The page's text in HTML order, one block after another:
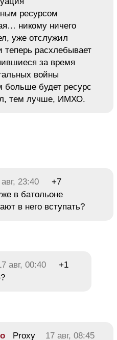
ресурсом
никому ничего
уже отслужил
теперь расхлебывает
за время
войны
больше будет ресурс
тем лучше, ИМХО.
23:40
+7
в батольоне
в него вступать?
авг, 00:40
+1
Proxy 17 авг, 08:45